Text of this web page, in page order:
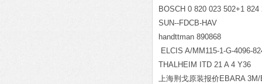
BOSCH 0 820 023 502+1 824
SUN--FDCB-HAV
handttman 890868
ELCIS A/MM115-1-G-4096-
THALHEIM ITD 21 A 4 Y36
上海荆戈原装报价EBARA 3M/